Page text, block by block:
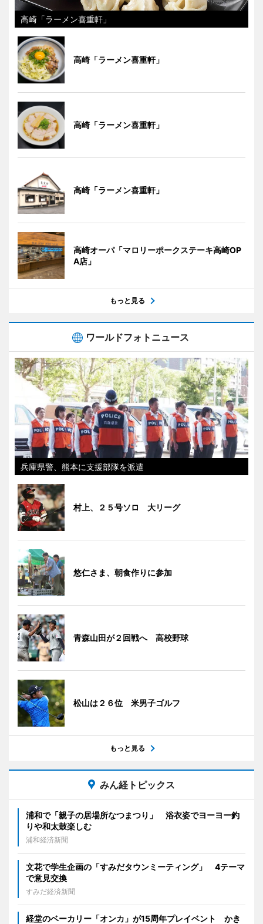
高崎「ラーメン喜重軒」
高崎「ラーメン喜重軒」
高崎「ラーメン喜重軒」
高崎「ラーメン喜重軒」
高崎オーパ「マロリーポークステーキ高崎OP
A店」
もっと見る
ワールドフォトニュース
兵庫県警、熊本に支援部隊を派遣
村上、２５号ソロ 大リーグ
悠仁さま、朝食作りに参加
青森山田が２回戦へ 高校野球
松山は２６位 米男子ゴルフ
もっと見る
みん経トピックス
浦和で「親子の居場所なつまつり」 浴衣姿でヨーヨー釣
りや和太鼓楽しむ
浦和経済新聞
文花で学生企画の「すみだタウンミーティング」 4テーマ
で意見交換
すみだ経済新聞
経堂のベーカリー「オンカ」が15周年プレイベント かき